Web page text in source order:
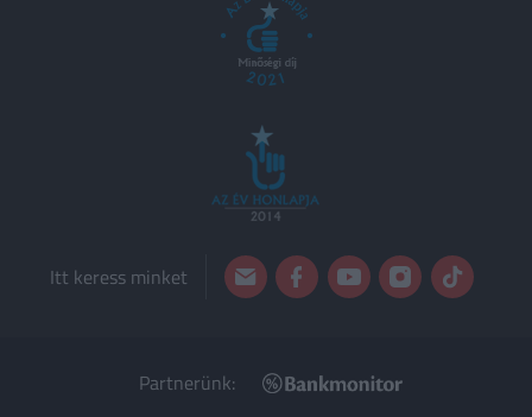
Itt keress minket
Partnerünk: